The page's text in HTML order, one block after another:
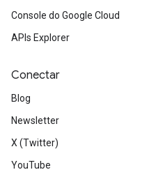
Console do Google Cloud
APIs Explorer
Conectar
Blog
Newsletter
X (Twitter)
YouTube